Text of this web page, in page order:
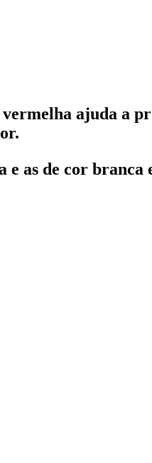
ajuda a
as de cor branca